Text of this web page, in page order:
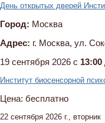
День открытых дверей
Город: Москва
Адрес: г. Москва, ул.
19 сентября 2026 c 13:00
Институт биосенсорной
Цена: бесплатно
22 сентября 2026 г., вторник